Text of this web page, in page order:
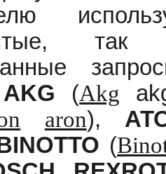
так
AKG (Akg
aron),
(